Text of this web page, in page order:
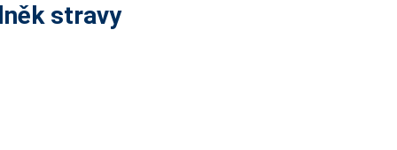
stravy